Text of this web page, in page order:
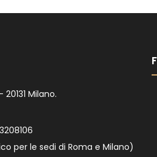
Milano.
per le sedi di Roma e Milano)